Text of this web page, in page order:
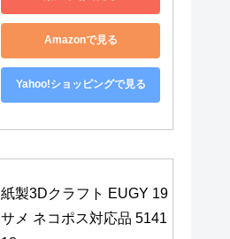
Amazonで見る
Yahoo!ショッピングで見る
紙製3Dクラフト EUGY 19
サメ ネコポス対応品 5141